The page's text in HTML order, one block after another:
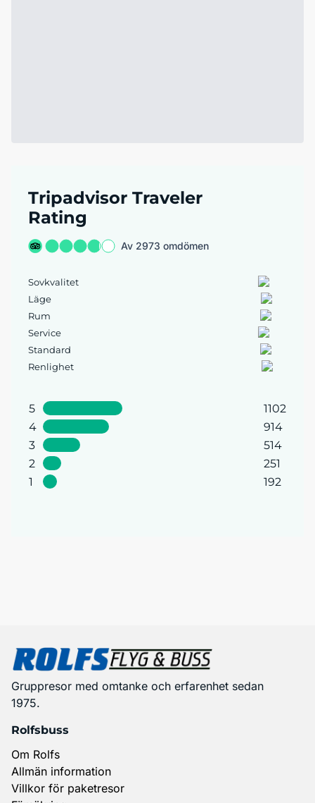
Tripadvisor Traveler
Rating
Av 2973 omdömen
Sovkvalitet
Läge
Rum
Service
Standard
Renlighet
5
1102
4
914
3
514
2
251
1
192
Gruppresor med omtanke och erfarenhet sedan
1975.
Rolfsbuss
Om Rolfs
Allmän information
Villkor för paketresor